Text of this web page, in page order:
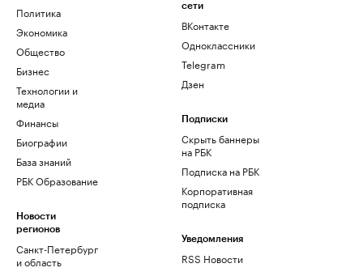
Политика
Экономика
Общество
Бизнес
Технологии и
медиа
Финансы
Биографии
База знаний
РБК Образование
Новости
регионов
Санкт-Петербург
и область
сети
ВКонтакте
Одноклассники
Telegram
Дзен
Подписки
Скрыть баннеры
на РБК
Подписка на РБК
Корпоративная
подписка
Уведомления
RSS Новости